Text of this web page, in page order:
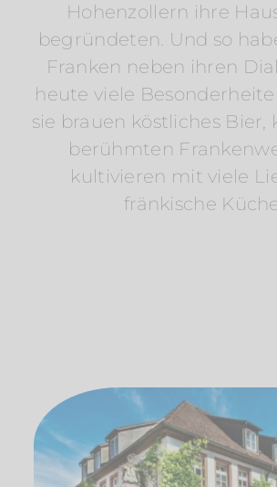
Hohenzollern ihre
begründeten. Und so
Franken neben ihren
heute viele
sie brauen köstliches Bier,
berühmten
kultivieren mit viele
fränkische